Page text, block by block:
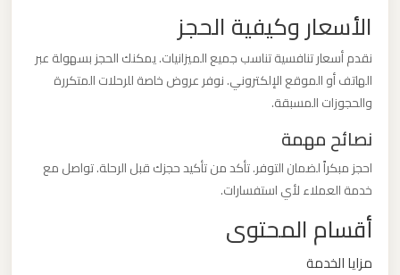
الأسعار وكيفية الحجز
نقدم أسعار تنافسية تناسب جميع الميزانيات. يمكنك الحجز بسهولة عبر
الهاتف أو الموقع الإلكتروني. نوفر عروض خاصة للرحلات المتكررة
والحجوزات المسبقة.
نصائح مهمة
احجز مبكراً لضمان التوفر. تأكد من تأكيد حجزك قبل الرحلة. تواصل مع
خدمة العملاء لأي استفسارات.
أقسام المحتوى
مزايا الخدمة
ليموزين
مطار
القاهرة
ليموزين
القاهرة
للاسكندرية